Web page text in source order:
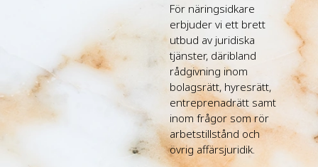
För näringsidkare
erbjuder vi ett brett
utbud av juridiska
tjänster, däribland
rådgivning inom
bolagsrätt, hyresrätt,
entreprenadrätt samt
inom frågor som rör
arbetstillstånd och
övrig affärsjuridik.